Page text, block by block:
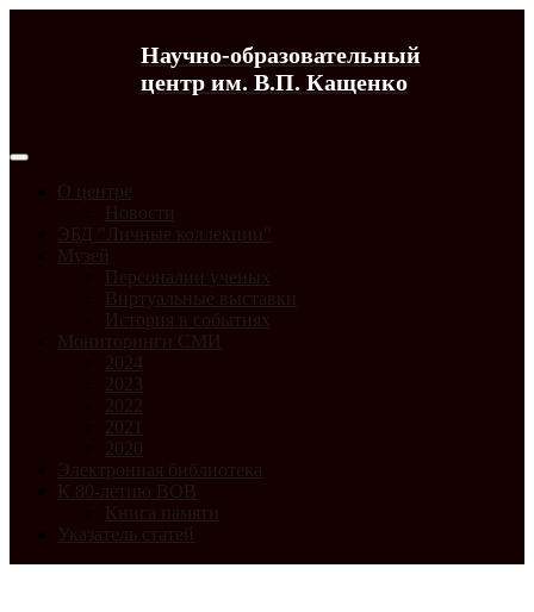
Научно-образовательный
центр им. В.П. Кащенко
О центре
Новости
ЭБД "Личные коллекции"
Музей
Персоналии ученых
Виртуальные выставки
История в событиях
Мониторинги СМИ
2024
2023
2022
2021
2020
Электронная библиотека
К 80-летию ВОВ
Книга памяти
Указатель статей